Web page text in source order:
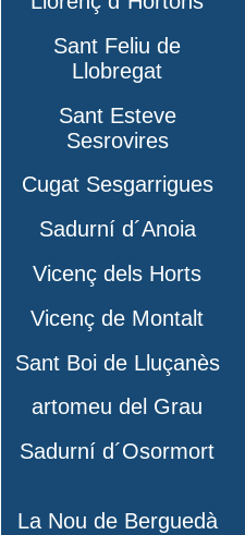
Sant Feliu de
Llobregat
Sant Esteve
Sesrovires
Cugat Sesgarrigues
Sadurní d´Anoia
Vicenç dels Horts
Vicenç de Montalt
Sant Boi de Lluçanès
artomeu del Grau
Sadurní d´Osormort
La Nou de Berguedà